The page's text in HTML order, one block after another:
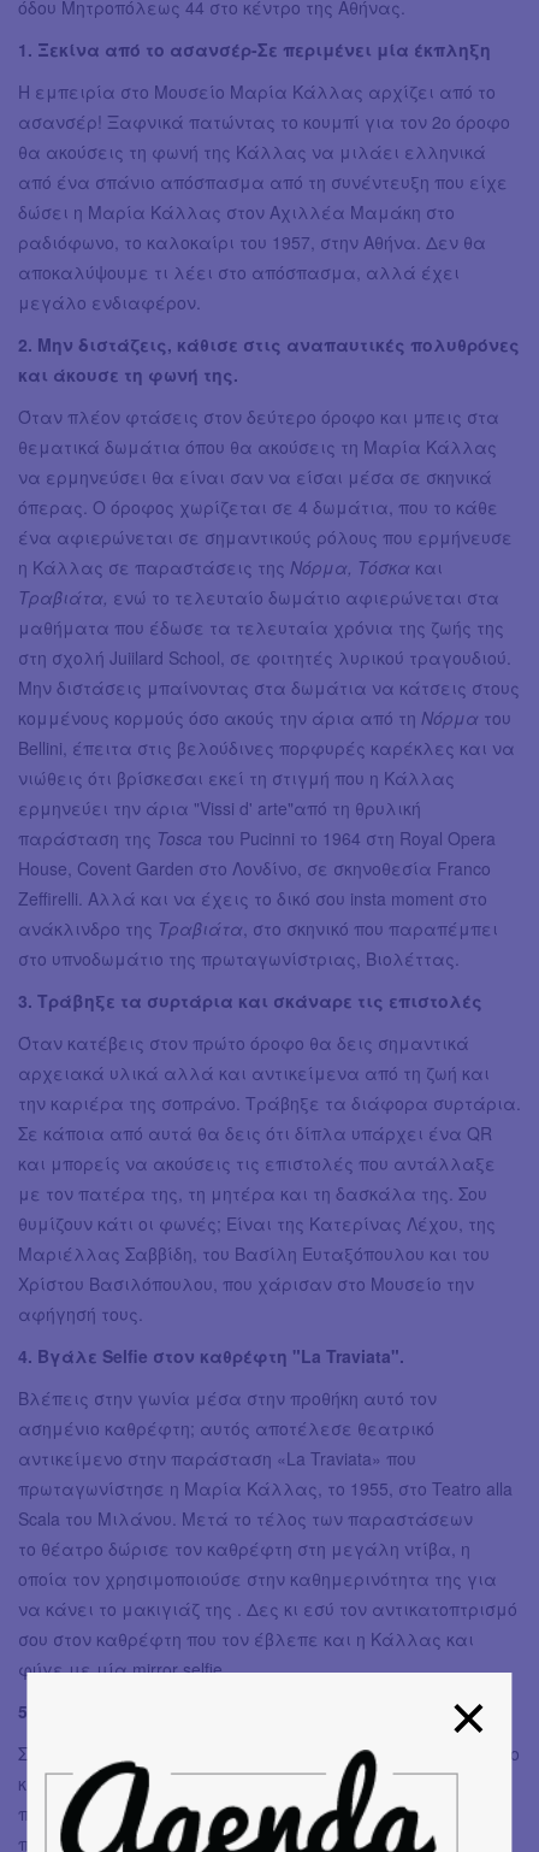
όδου Μητροπόλεως 44 στο κέντρο της Αθήνας.
1. Ξεκίνα από το ασανσέρ-Σε περιμένει μία έκπληξη
Η εμπειρία στο Μουσείο Μαρία Κάλλας αρχίζει από το
ασανσέρ! Ξαφνικά πατώντας το κουμπί για τον 2ο όροφο
θα ακούσεις τη φωνή της Κάλλας να μιλάει ελληνικά
από ένα σπάνιο απόσπασμα από τη συνέντευξη που είχε
δώσει η Μαρία Κάλλας στον Αχιλλέα Μαμάκη στο
ραδιόφωνο, το καλοκαίρι του 1957, στην Αθήνα. Δεν θα
αποκαλύψουμε τι λέει στο απόσπασμα, αλλά έχει
μεγάλο ενδιαφέρον.
2. Μην διστάζεις, κάθισε στις αναπαυτικές πολυθρόνες
και άκουσε τη φωνή της.
Όταν πλέον φτάσεις στον δεύτερο όροφο και μπεις στα
θεματικά δωμάτια όπου θα ακούσεις τη Μαρία Κάλλας
να ερμηνεύσει θα είναι σαν να είσαι μέσα σε σκηνικά
όπερας. Ο όροφος χωρίζεται σε 4 δωμάτια, που το κάθε
ένα αφιερώνεται σε σημαντικούς ρόλους που ερμήνευσε
η Κάλλας σε παραστάσεις της Νόρμα, Τόσκα και
Τραβιάτα, ενώ το τελευταίο δωμάτιο αφιερώνεται στα
μαθήματα που έδωσε τα τελευταία χρόνια της ζωής της
στη σχολή Juiilard School, σε φοιτητές λυρικού τραγουδιού.
Μην διστάσεις μπαίνοντας στα δωμάτια να κάτσεις στους
κομμένους κορμούς όσο ακούς την άρια από τη Νόρμα του
Bellini, έπειτα στις βελούδινες πορφυρές καρέκλες και να
νιώθεις ότι βρίσκεσαι εκεί τη στιγμή που η Κάλλας
ερμηνεύει την άρια "Vissi d' arte"από τη θρυλική
παράσταση της Tosca του Pucinni το 1964 στη Royal Opera
House, Covent Garden στο Λονδίνο, σε σκηνοθεσία Franco
Zeffirelli. Αλλά και να έχεις το δικό σου insta moment στο
ανάκλινδρο της Τραβιάτα , στο σκηνικό που παραπέμπει
στο υπνοδωμάτιο της πρωταγωνίστριας, Βιολέττας.
3. Τράβηξε τα συρτάρια και σκάναρε τις επιστολές
Όταν κατέβεις στον πρώτο όροφο θα δεις σημαντικά
αρχειακά υλικά αλλά και αντικείμενα από τη ζωή και
την καριέρα της σοπράνο. Τράβηξε τα διάφορα συρτάρια.
Σε κάποια από αυτά θα δεις ότι δίπλα υπάρχει ένα QR
και μπορείς να ακούσεις τις επιστολές που αντάλλαξε
με τον πατέρα της, τη μητέρα και τη δασκάλα της. Σου
θυμίζουν κάτι οι φωνές; Είναι της Κατερίνας Λέχου, της
Μαριέλλας Σαββίδη, του Βασίλη Ευταξόπουλου και του
Χρίστου Βασιλόπουλου, που χάρισαν στο Μουσείο την
αφήγησή τους.
4. Βγάλε Selfie στον καθρέφτη "La Traviata".
Βλέπεις στην γωνία μέσα στην προθήκη αυτό τον
ασημένιο καθρέφτη; αυτός αποτέλεσε θεατρικό
αντικείμενο στην παράσταση «La Traviata» που
πρωταγωνίστησε η Μαρία Κάλλας, το 1955, στο Teatro alla
Scala του Μιλάνου. Μετά το τέλος των παραστάσεων
το θέατρο δώρισε τον καθρέφτη στη μεγάλη ντίβα, η
οποία τον χρησιμοποιούσε στην καθημερινότητα της για
να κάνει το μακιγιάζ της . Δες κι εσύ τον αντικατοπτρισμό
σου στον καθρέφτη που τον έβλεπε και η Κάλλας και
φύγε με μία mirror selfie.
5. Πιες το ποτό που έπινε και η Κάλλας
Στο ισόγειο δίπλα ακριβώς από το πωλητήριο, βρίσκεται το
καφέ "La Divina", το οποίο διαθέτει τραπέζια και στον
πολυσύχναστο πεζόδρομο της Πετράκη. και τα δύο είναι
προσβάσιμα ανεξάρτηα από το αν διαθέτει κανείς